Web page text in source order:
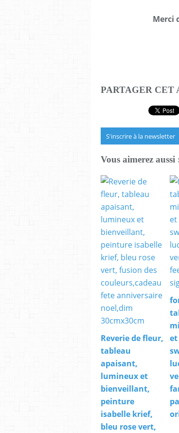
Merci
PARTAGER CET
S'inscrire à la newsletter
Vous aimerez aussi
Reverie de fleur,
tableau
apaisant,
lumineux et
bienveillant,
peinture
isabelle krief,
bleu rose vert,